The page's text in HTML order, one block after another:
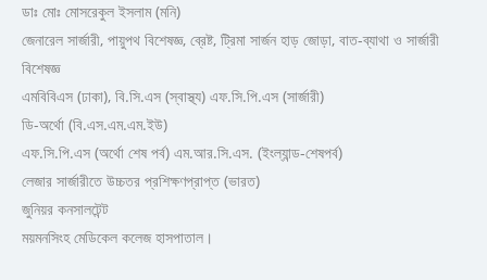
ডাঃ মোঃ মোসরেকুল ইসলাম (মনি)
জেনারেল সার্জারী, পায়ুপথ বিশেষজ্ঞ, ব্রেষ্ট, ট্রিমা সার্জন হাড় জোড়া, বাত-ব্যাথা ও সার্জারী
বিশেষজ্ঞ
এমবিবিএস (ঢাকা), বি.সি.এস (স্বাস্থ্য) এফ.সি.পি.এস (সার্জারী)
ডি-অর্থো (বি.এস.এম.এম.ইউ)
এফ.সি.পি.এস (অর্থো শেষ পর্ব) এম.আর.সি.এস. (ইংল্যান্ড-শেষপর্ব)
লেজার সার্জারীতে উচ্চতর প্রশিক্ষণপ্রাপ্ত (ভারত)
জুনিয়র কনসালটেন্ট
ময়মনসিংহ মেডিকেল কলেজ হাসপাতাল।